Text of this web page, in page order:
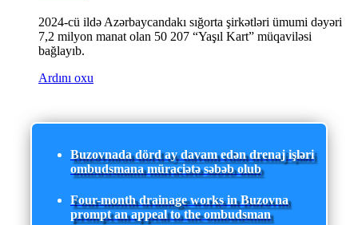
2024-cü ildə Azərbaycandakı sığorta şirkətləri ümumi dəyəri
7,2 milyon manat olan 50 207 “Yaşıl Kart” müqaviləsi
bağlayıb.
Ardını oxu
Buzovnada dörd ay davam edən drenaj işləri
ombudsmana müraciətə səbəb olub
Four-month drainage works in Buzovna
prompt an appeal to the ombudsman